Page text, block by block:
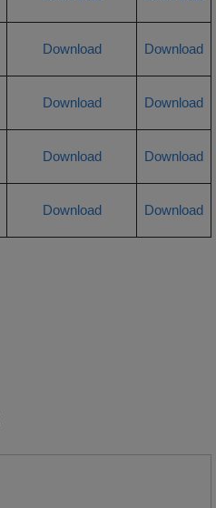
Download Download
Download Download
Download Download
Download Download